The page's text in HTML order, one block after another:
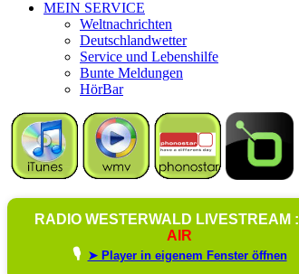
MEIN SERVICE
Weltnachrichten
Deutschlandwetter
Service und Lebenshilfe
Bunte Meldungen
HörBar
RADIO WESTERWALD LIVESTREAM :
AIR
🎙️ ➤ Player in eigenem Fenster öffnen